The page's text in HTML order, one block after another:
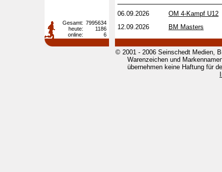
06.09.2026
OM 4-Kampf U12
12.09.2026
BM Masters
Gesamt: 7995634
heute:
1186
online:
6
© 2001 - 2006 Seinschedt Medien,
Warenzeichen und
übernehmen keine Haftung für